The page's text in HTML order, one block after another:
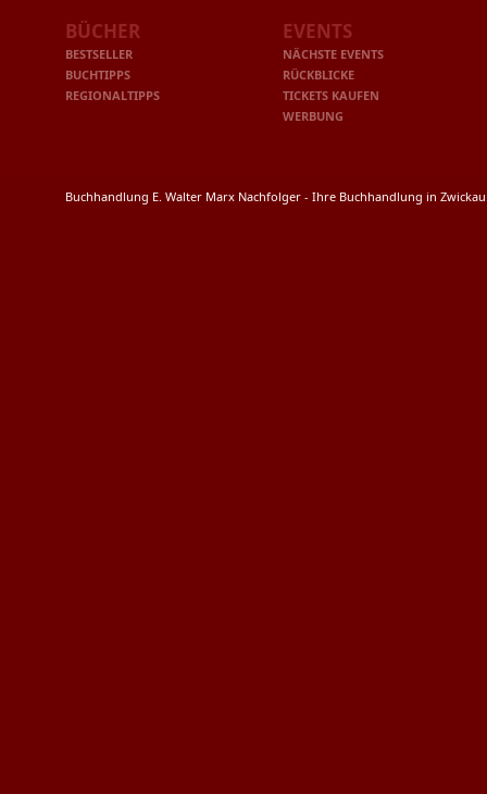
BÜCHER
BESTSELLER
BUCHTIPPS
REGIONALTIPPS
EVENTS
NÄCHSTE EVENTS
RÜCKBLICKE
TICKETS KAUFEN
WERBUNG
Buchhandlung E. Walter Marx Nachfolger - Ihre Buchhandlung in